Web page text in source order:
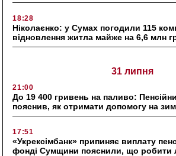
18:28
Ніколаєнко: у Сумах погодили 115
відновлення житла майже на 6,6 млн
31 липня
21:00
До 19 400 гривень на паливо:
пояснив, як отримати допомогу на
17:51
«Укрексімбанк» припиняє виплату
фонді Сумщини пояснили, що робити